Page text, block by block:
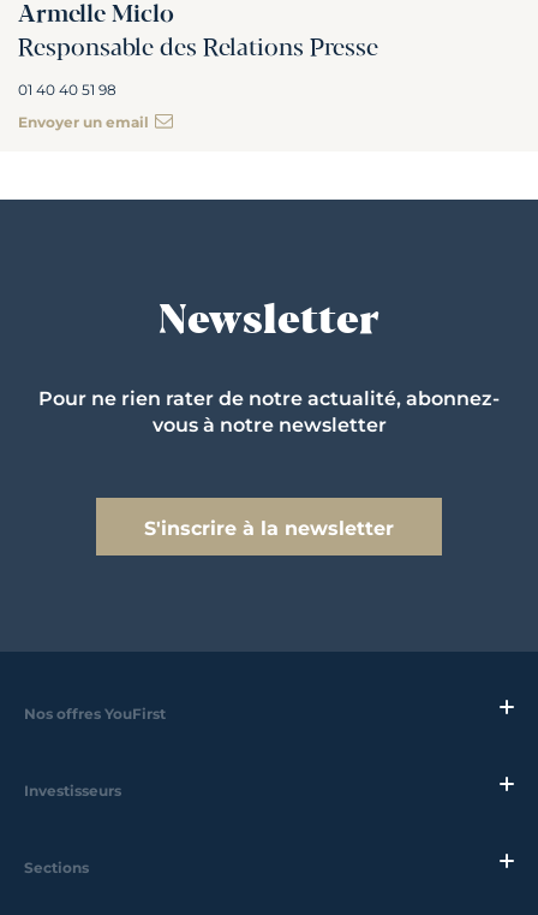
Armelle Miclo
Responsable des Relations Presse
01 40 40 51 98
Envoyer un email
Newsletter
Pour ne rien rater de notre actualité, abonnez-
vous à notre newsletter
S'inscrire à la newsletter
Nos offres YouFirst
Investisseurs
Sections